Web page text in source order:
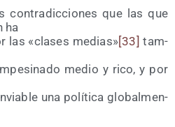
con­tra­dic­cio­nes que las que
ha
las «cla­ses medias»[33] tam­
medio y rico, y por
una polí­ti­ca glo­bal­men­